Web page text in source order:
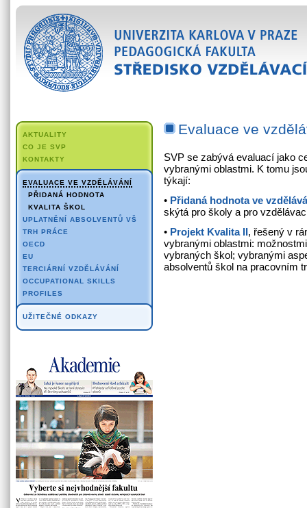
AKTUALITY
CO JE SVP
KONTAKTY
EVALUACE VE VZDĚLÁVÁNÍ
PŘIDANÁ HODNOTA
KVALITA ŠKOL
UPLATNĚNÍ ABSOLVENTŮ VŠ
TRH PRÁCE
OECD
EU
TERCIÁRNÍ VZDĚLÁVÁNÍ
OCCUPATIONAL SKILLS
PROFILES
UŽITEČNÉ ODKAZY
Evaluace ve
SVP se zabývá evaluací jako
vybranými oblastmi. K tomu
týkají:
• Přidaná hodnota ve
skýtá pro školy a pro
• Projekt Kvalita II, řešený v
vybranými oblastmi:
vybraných škol; vybranými
absolventů škol na pracovním